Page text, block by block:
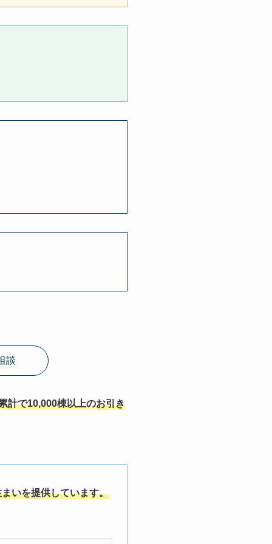
談
計で10,000棟以上のお引き
いを提供しています。